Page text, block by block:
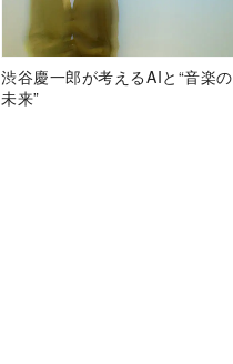
渋谷慶一郎が考えるAIと“音楽の
未来”